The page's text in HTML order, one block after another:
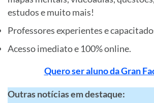
estudos e muito mais!
Professores experientes e
Acesso imediato e 100% online.
Quero ser aluno da Gran
Outras notícias em destaque: